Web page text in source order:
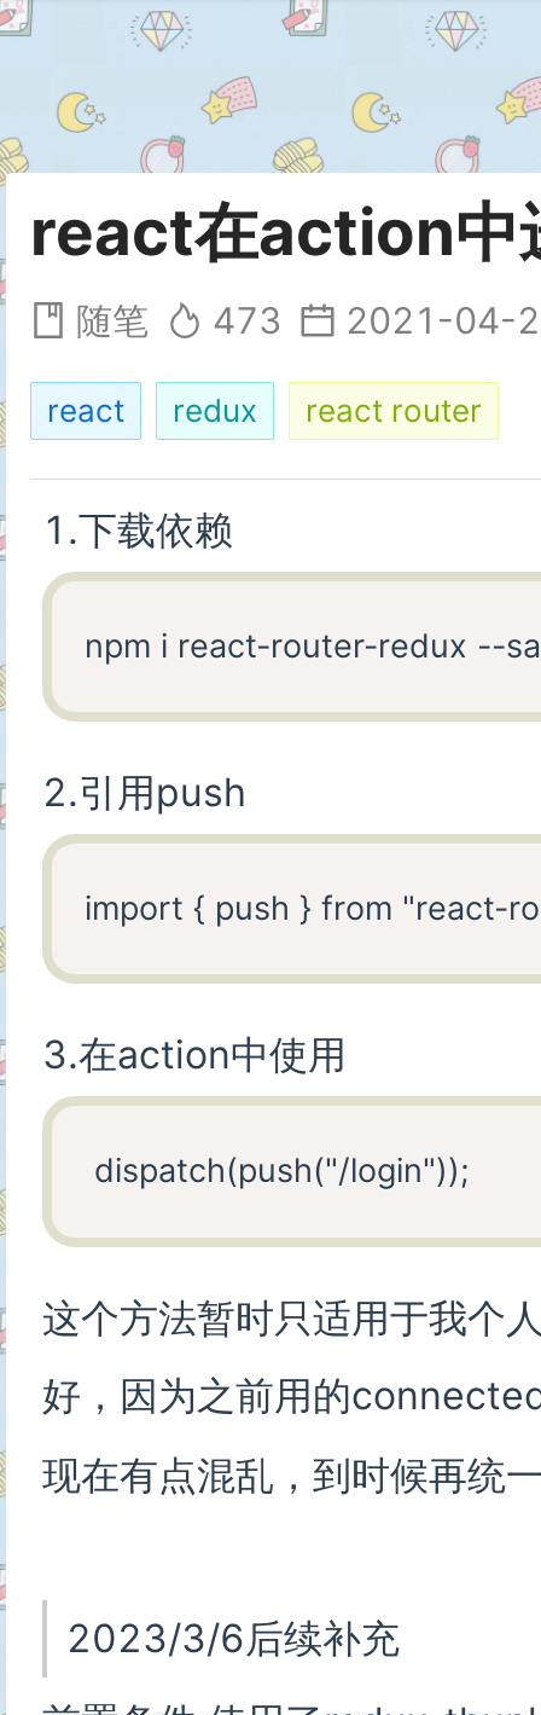
react在action中
随笔 473 2021-04-
react redux react router
1.下载依赖
2.引用push
3.在action中使用
这个方法暂时只适用于我个
好，因为之前用的
现在有点混乱，到时候再统
2023/3/6后续补充